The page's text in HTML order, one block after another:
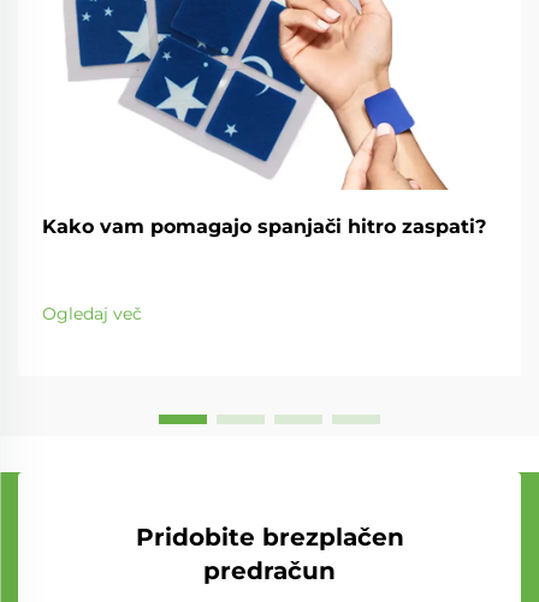
Kako vam pomagajo spanjači hitro zaspati?
Ogledaj več
Pridobite brezplačen
predračun